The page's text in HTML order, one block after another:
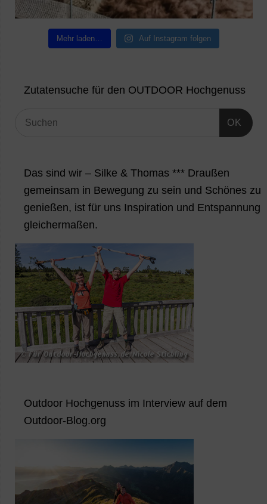
Mehr laden… Auf Instagram folgen
Zutatensuche für den OUTDOOR Hochgenuss
OK
Das sind wir – Silke & Thomas *** Draußen
gemeinsam in Bewegung zu sein und Schönes zu
genießen, ist für uns Inspiration und Entspannung
gleichermaßen.
Outdoor Hochgenuss im Interview auf dem
Outdoor-Blog.org